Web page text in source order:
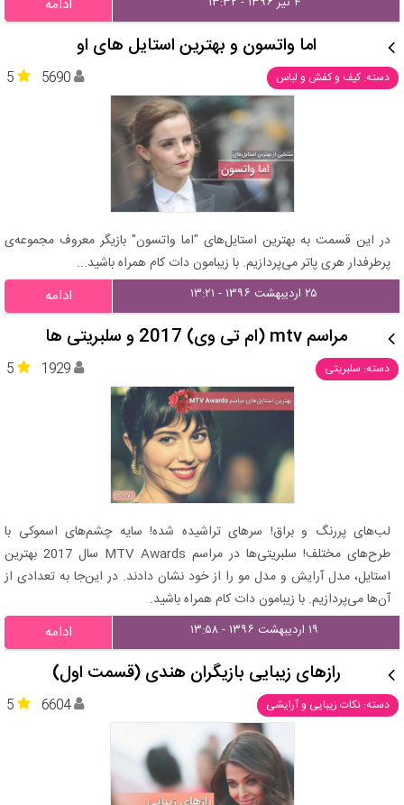
ادامه
اما واتسون و بهترین استایل های او
دسته: کیف و کفش و لباس 5 5690
در این قسمت به بهترین استایل‌های "اما واتسون" بازیگر معروف مجموعه‌ی
پرطرفدار هری پاتر می‌پردازیم. با زیبامون دات کام همراه باشید...
۲۵ اردیبهشت ۱۳۹۶ - ۱۳:۲۱ ادامه
مراسم mtv (ام تی وی) 2017 و سلبریتی ها
دسته: سلبریتی 5 1929
لب‌های پررنگ و براق! سرهای تراشیده شده! سایه چشم‌های اسموکی با
طرح‌های مختلف! سلبریتی‌ها در مراسم MTV Awards سال 2017 بهترین
استایل، مدل آرایش و مدل مو را از خود نشان دادند. در این‌جا به تعدادی از
آن‌ها می‌پردازیم. با زیبامون دات کام همراه باشید.
۱۹ اردیبهشت ۱۳۹۶ - ۱۳:۵۸ ادامه
رازهای زیبایی بازیگران هندی (قسمت اول)
دسته: نکات زیبایی و آرایشی 5 6604